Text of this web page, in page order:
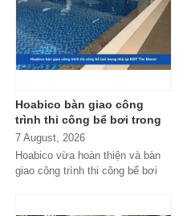
Hoabico bàn giao công
trình thi công bể bơi trong
nhà tại KĐT The Manor
7 August, 2026
Hoabico vừa hoàn thiện và bàn
giao công trình thi công bể bơi